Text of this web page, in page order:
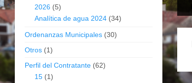
2026 (5)
Analítica de agua 2024 (34)
Ordenanzas Municipales (30)
Otros (1)
Perfil del Contratante (62)
15 (1)